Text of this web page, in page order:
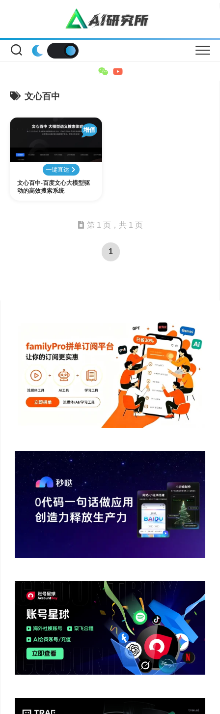
文心百中
增值
一键直达
文心百中-百度文心大模型驱
动的高效搜索系统
第 1 页，共 1 页
1